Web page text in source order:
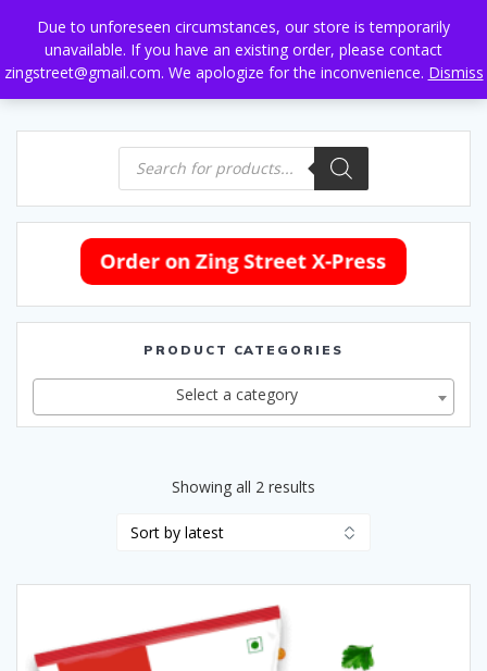
Due to unforeseen circumstances, our store is temporarily
unavailable. If you have an existing order, please contact
zingstreet@gmail.com. We apologize for the inconvenience. Dismiss
to
content
Products
search
PRODUCT CATEGORIES
Select a category
Showing all 2 results
latest